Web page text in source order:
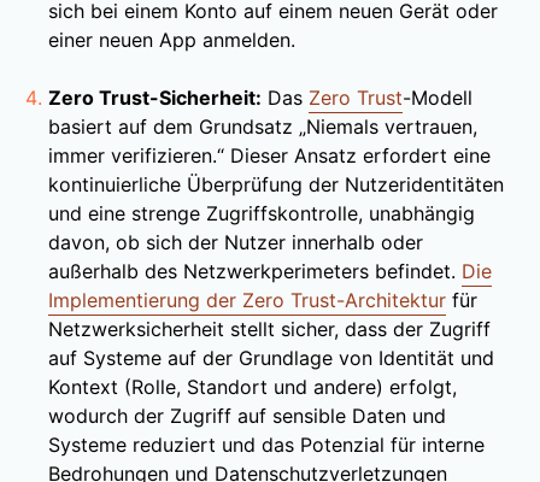
sich bei einem Konto auf einem neuen Gerät oder
einer neuen App anmelden.
Zero Trust-Sicherheit: Das Zero Trust-Modell
basiert auf dem Grundsatz „Niemals vertrauen,
immer verifizieren.“ Dieser Ansatz erfordert eine
kontinuierliche Überprüfung der Nutzeridentitäten
und eine strenge Zugriffskontrolle, unabhängig
davon, ob sich der Nutzer innerhalb oder
außerhalb des Netzwerkperimeters befindet. Die
Implementierung der Zero Trust-Architektur für
Netzwerksicherheit stellt sicher, dass der Zugriff
auf Systeme auf der Grundlage von Identität und
Kontext (Rolle, Standort und andere) erfolgt,
wodurch der Zugriff auf sensible Daten und
Systeme reduziert und das Potenzial für interne
Bedrohungen und Datenschutzverletzungen